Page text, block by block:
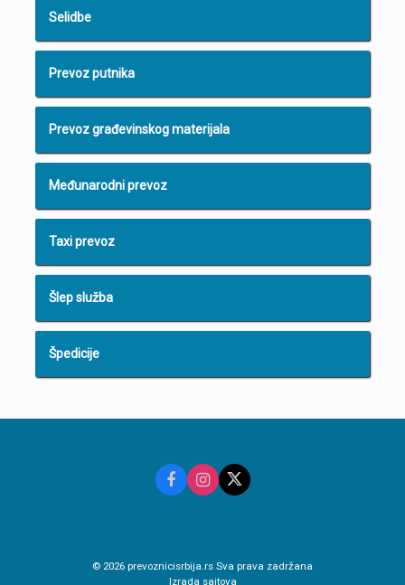
Selidbe
Prevoz putnika
Prevoz građevinskog materijala
Međunarodni prevoz
Taxi prevoz
Šlep služba
Špedicije
© 2026 prevoznicisrbija.rs Sva prava zadržana
Izrada sajtova